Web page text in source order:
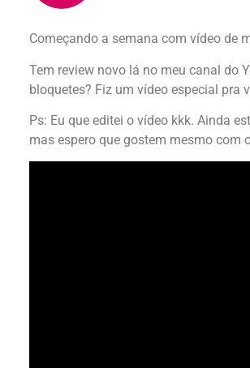
Começando a semana com vídeo de
Tem review novo lá no meu canal do
bloquetes? Fiz um vídeo especial pra
Ps: Eu que editei o vídeo kkk. Ainda
mas espero que gostem mesmo com